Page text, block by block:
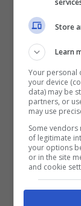
Moise Kean
La
e riguarda
Store
Learn
Your personal
your device
data) may be
partners, or
may use
Some
of legitimate
your options
or in the site
and cookie